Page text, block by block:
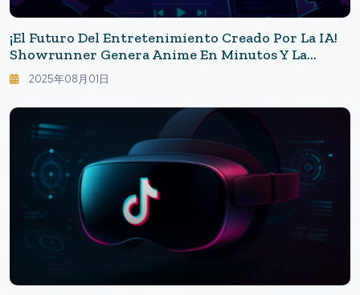
¡El Futuro Del Entretenimiento Creado Por La IA!
Showrunner Genera Anime En Minutos Y La
Guerra De Contenidos Se Intensifica.
2025年08月01日